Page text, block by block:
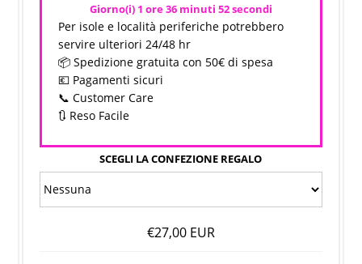
Giorno(i)1 ore 36 minuti 52 secondi
Per isole e località periferiche potrebbero
servire ulteriori 24/48 hr
📦 Spedizione gratuita con 50€ di spesa
💶 Pagamenti sicuri
📞 Customer Care
🔃 Reso Facile
SCEGLI LA CONFEZIONE REGALO
€27,00 EUR